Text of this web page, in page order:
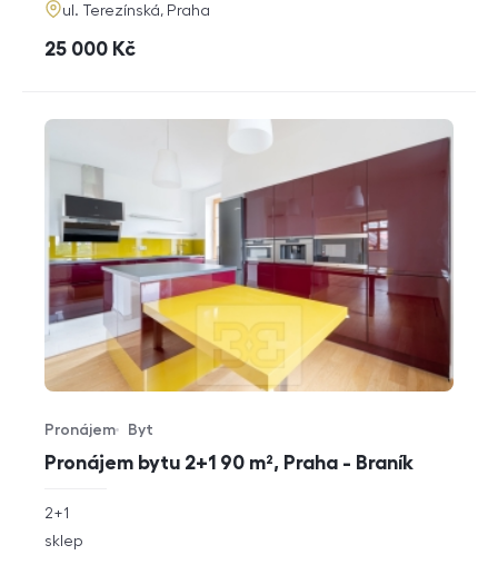
adresa
ul. Terezínská, Praha
cena
25 000 Kč
Pronájem bytu 2+1 90 m², Praha - Braník
Typ nabídky
Pronájem
Typ nemovitosti
Byt
rozměry
2+1
funkce
sklep